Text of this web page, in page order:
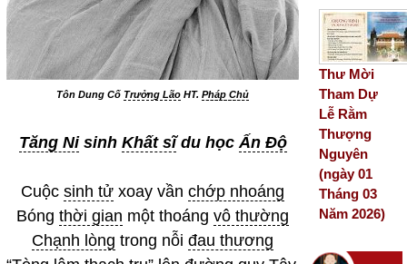
Tôn Dung Cố Trưởng Lão HT. Pháp Chủ
Tăng Nisinh Khất sĩdu họcẤn Độ
Cuộc sinh tử xoay vần chớp nhoáng
Bóng thời gian một thoáng vô thường
Chạnh lòng trong nỗi đau thương
Thư Mời
Tham Dự
Lễ Rằm
Thượng
Nguyên
(ngày 01
Tháng 03
Năm 2026)